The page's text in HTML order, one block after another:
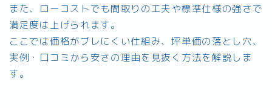
また、ローコストでも間取りの工夫や標準仕様の強さで
満足度は上げられます。
ここでは価格がブレにくい仕組み、坪単価の落とし穴、
実例・口コミから安さの理由を見抜く方法を解説しま
す。